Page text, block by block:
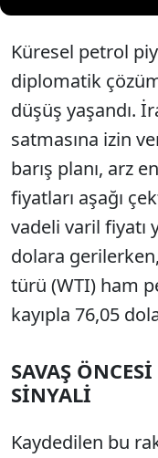
Küresel petrol
diplomatik
düşüş yaşandı.
satmasına izin
barış planı, arz
fiyatları aşağı
vadeli varil fiyatı
dolara
türü (WTI) ham
kayıpla 76,05
SAVAŞ
SİNYALİ
Kaydedilen bu